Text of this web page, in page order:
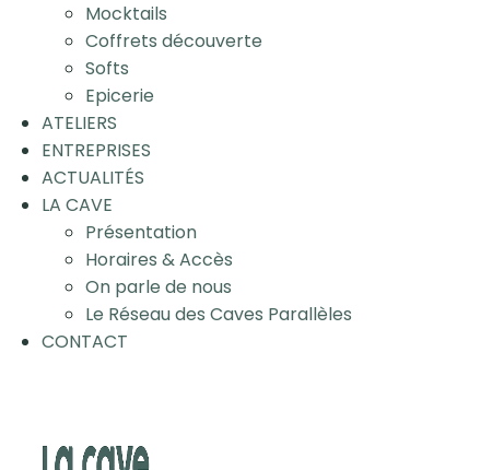
Mocktails
Coffrets découverte
Softs
Epicerie
ATELIERS
ENTREPRISES
ACTUALITÉS
LA CAVE
Présentation
Horaires & Accès
On parle de nous
Le Réseau des Caves Parallèles
CONTACT